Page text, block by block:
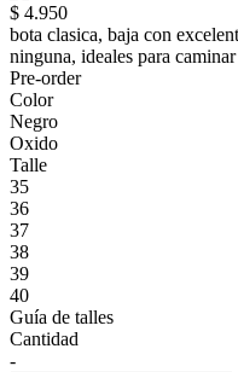
$ 4.950
bota clasica, baja con
ninguna, ideales para
Pre-order
Color
Negro
Oxido
Talle
35
36
37
38
39
40
Guía de talles
Cantidad
-